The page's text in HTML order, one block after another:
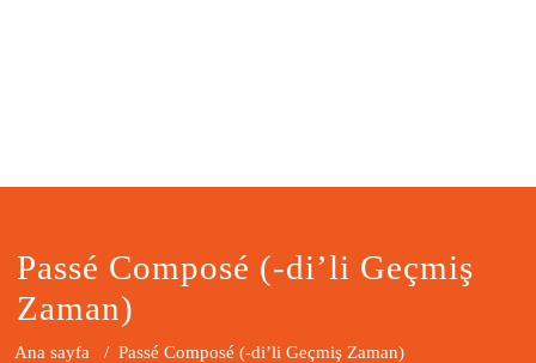
Passé Composé (-di’li Geçmiş
Zaman)
Ana sayfa / Passé Composé (-di’li Geçmiş Zaman)